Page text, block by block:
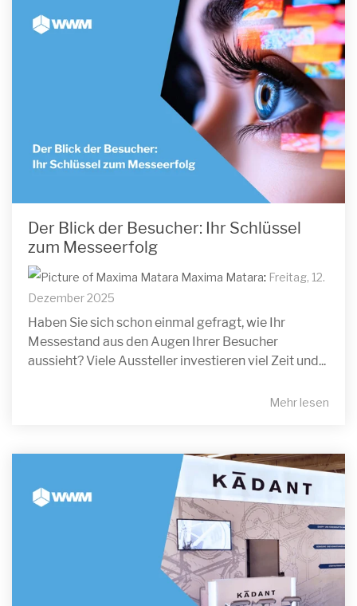
Der Blick der Besucher: Ihr Schlüssel
zum Messeerfolg
Maxima Matara: Freitag, 12.
Dezember 2025
Haben Sie sich schon einmal gefragt, wie Ihr
Messestand aus den Augen Ihrer Besucher
aussieht? Viele Aussteller investieren viel Zeit und...
Mehr lesen